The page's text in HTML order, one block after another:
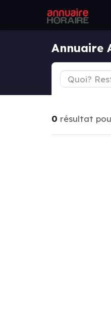
Annuaire
0 résultat